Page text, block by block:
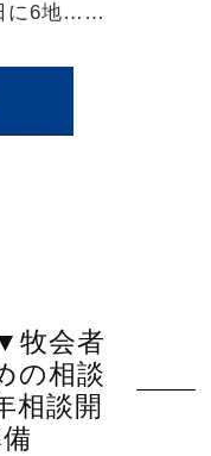
に6地……
牧会者
の相談
談開